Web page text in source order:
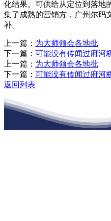
化结果。可供给从定位到落地
集了成熟的营销方，广州尔码
补。
上一篇： 为大师领会各地批
下一篇： 可能没有传闻过府河
上一篇： 为大师领会各地批
下一篇： 可能没有传闻过府河
返回列表